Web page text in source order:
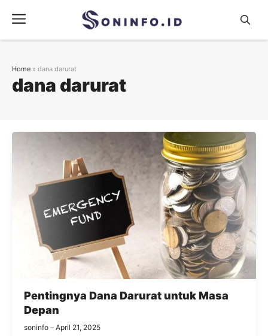
content
Menu
dana darurat
Home » dana darurat
Pentingnya Dana Darurat untuk Masa
Depan
soninfo April 21, 2025